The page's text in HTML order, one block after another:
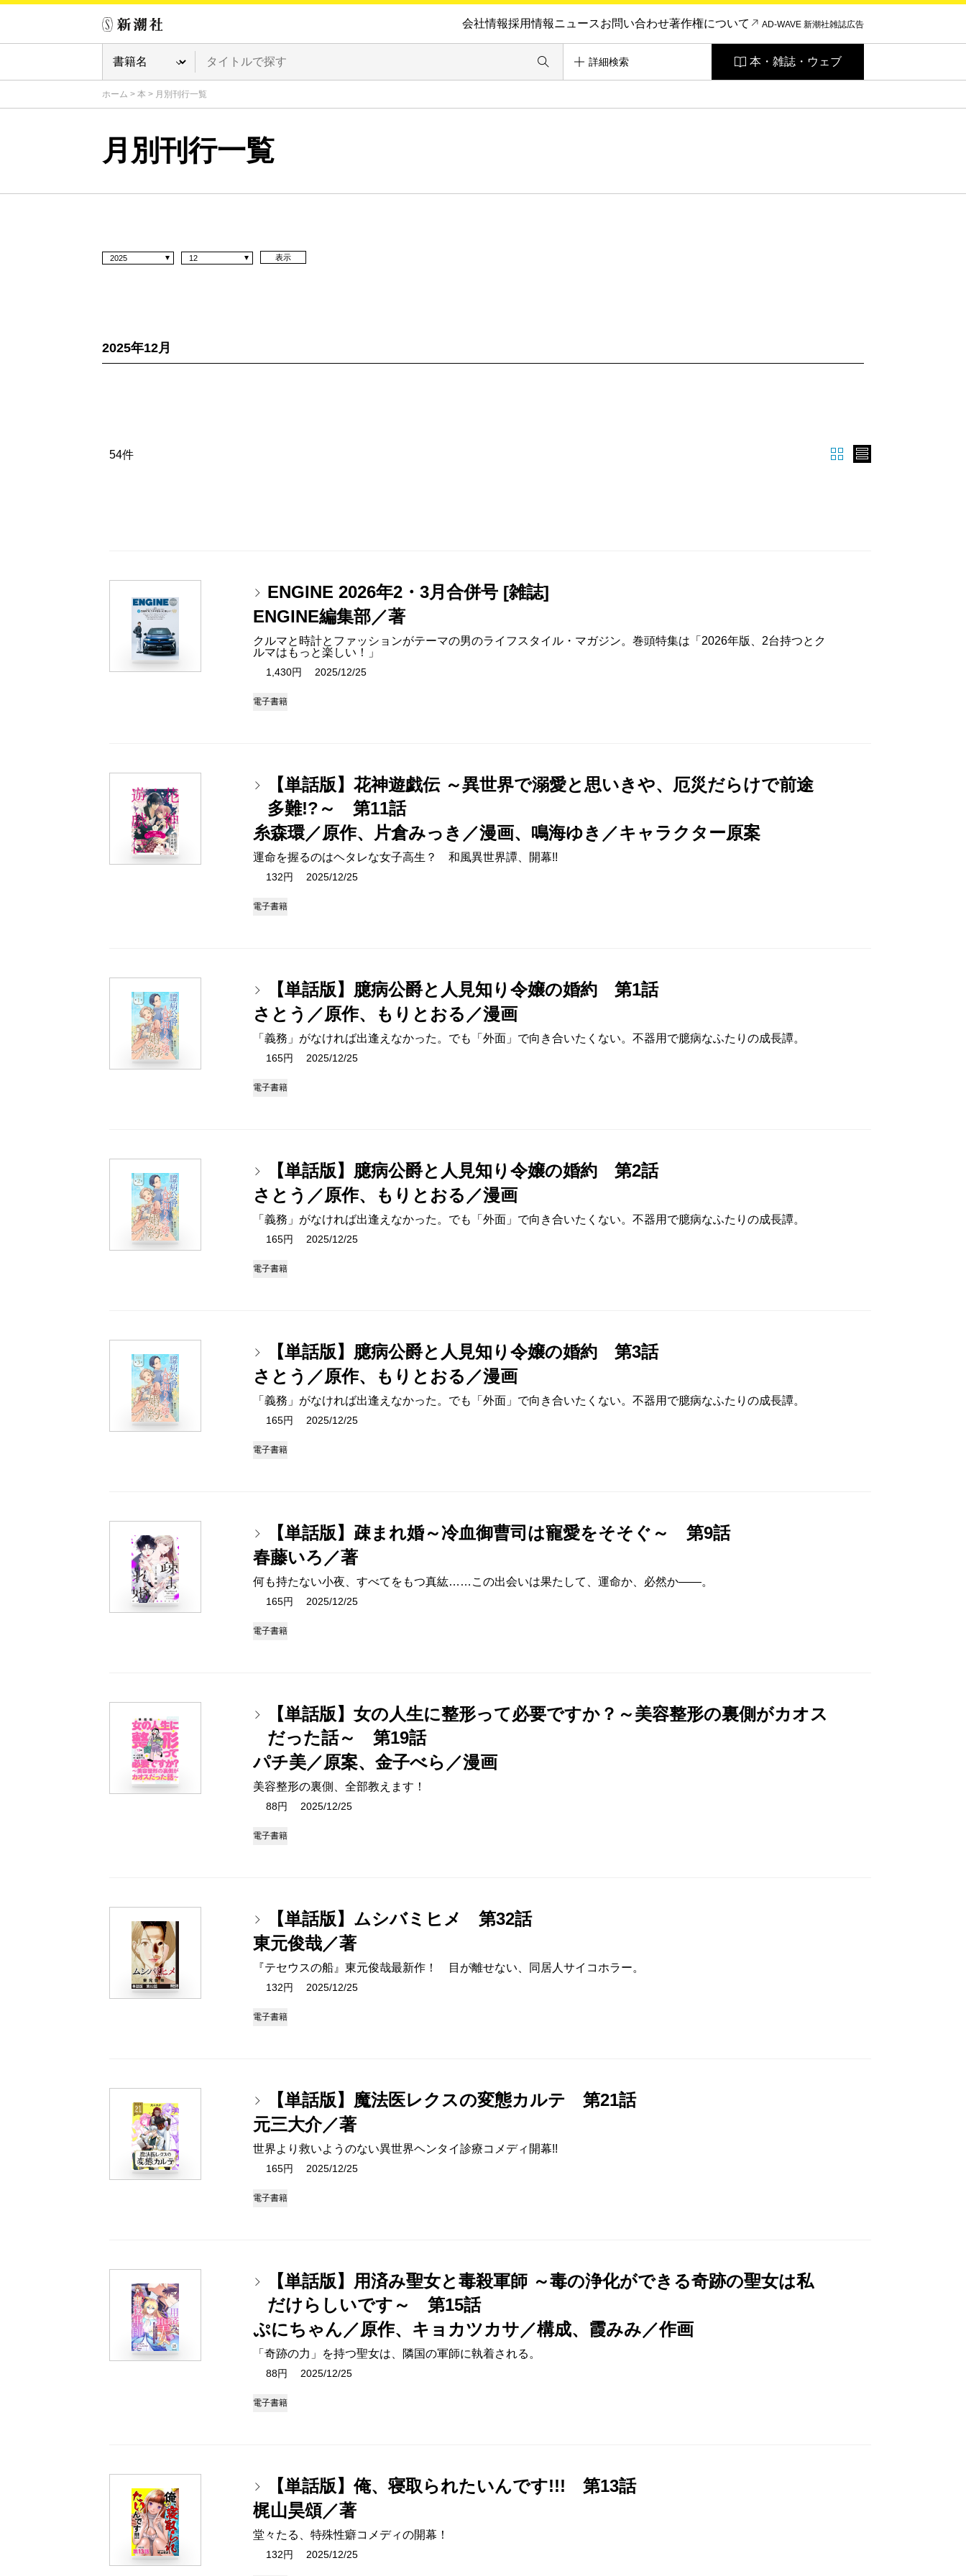
会社情報採用情報ニュースお問い合わせ著作権について AD-WAVE 新潮社雑誌広告
詳細検索 本・雑誌・ウェブ
ホーム > 本 > 月別刊行一覧
月別刊行一覧
2025 12 表示
2025年12月
54件
ENGINE 2026年2・3月合併号 [雑誌]
ENGINE編集部／著
クルマと時計とファッションがテーマの男のライフスタイル・マガジン。巻頭特集は「2026年版、2台持つとク
ルマはもっと楽しい！」
1,430円 2025/12/25
電子書籍
【単話版】花神遊戯伝 ～異世界で溺愛と思いきや、厄災だらけで前途
多難!?～ 第11話
糸森環／原作、片倉みっき／漫画、鳴海ゆき／キャラクター原案
運命を握るのはヘタレな女子高生？ 和風異世界譚、開幕!!
132円 2025/12/25
電子書籍
【単話版】臆病公爵と人見知り令嬢の婚約 第1話
さとう／原作、もりとおる／漫画
「義務」がなければ出逢えなかった。でも「外面」で向き合いたくない。不器用で臆病なふたりの成長譚。
165円 2025/12/25
電子書籍
【単話版】臆病公爵と人見知り令嬢の婚約 第2話
さとう／原作、もりとおる／漫画
「義務」がなければ出逢えなかった。でも「外面」で向き合いたくない。不器用で臆病なふたりの成長譚。
165円 2025/12/25
電子書籍
【単話版】臆病公爵と人見知り令嬢の婚約 第3話
さとう／原作、もりとおる／漫画
「義務」がなければ出逢えなかった。でも「外面」で向き合いたくない。不器用で臆病なふたりの成長譚。
165円 2025/12/25
電子書籍
【単話版】疎まれ婚～冷血御曹司は寵愛をそそぐ～ 第9話
春藤いろ／著
何も持たない小夜、すべてをもつ真紘……この出会いは果たして、運命か、必然か――。
165円 2025/12/25
電子書籍
【単話版】女の人生に整形って必要ですか？～美容整形の裏側がカオス
だった話～ 第19話
パチ美／原案、金子べら／漫画
美容整形の裏側、全部教えます！
88円 2025/12/25
電子書籍
【単話版】ムシバミヒメ 第32話
東元俊哉／著
『テセウスの船』東元俊哉最新作！ 目が離せない、同居人サイコホラー。
132円 2025/12/25
電子書籍
【単話版】魔法医レクスの変態カルテ 第21話
元三大介／著
世界より救いようのない異世界ヘンタイ診療コメディ開幕!!
165円 2025/12/25
電子書籍
【単話版】用済み聖女と毒殺軍師 ～毒の浄化ができる奇跡の聖女は私
だけらしいです～ 第15話
ぷにちゃん／原作、キョカツカサ／構成、霞みみ／作画
「奇跡の力」を持つ聖女は、隣国の軍師に執着される。
88円 2025/12/25
電子書籍
【単話版】俺、寝取られたいんです!!! 第13話
梶山昊頌／著
堂々たる、特殊性癖コメディの開幕！
132円 2025/12/25